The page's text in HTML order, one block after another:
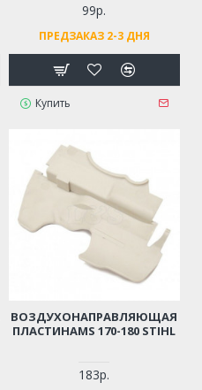
99р.
ПРЕДЗАКАЗ 2-3 ДНЯ
Купить
ВОЗДУХОНАПРАВЛЯЮЩАЯ
ПЛАСТИНАMS 170-180 STIHL
183р.